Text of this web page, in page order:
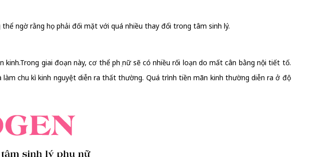
ngờ rằng họ phải đối mặt với quá nhiều thay đổi trong tâm sinh lý.
giai đoạn này, cơ thể phụ nữ sẽ có nhiều rối loạn do mất cân bằng nội tiết tố.
chu kì kinh nguyệt diễn ra thất thường. Quá trình tiền mãn kinh thường diễn ra ở độ